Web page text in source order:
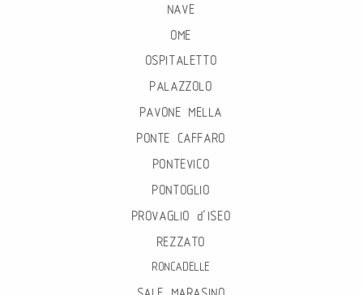
NAVE
OME
OSPITALETTO
PALAZZOLO
PAVONE MELLA
PONTE CAFFARO
PONTEVICO
PONTOGLIO
PROVAGLIO d’ISEO
REZZATO
RONCADELLE